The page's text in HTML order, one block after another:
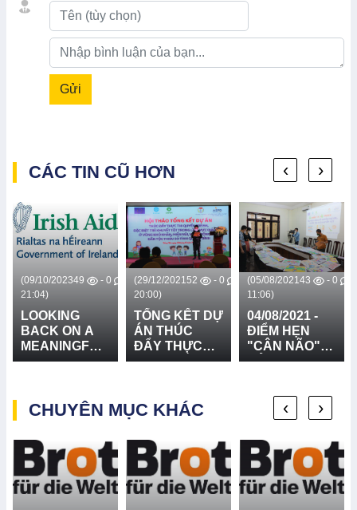
Gửi
CÁC TIN CŨ HƠN
(09/10/2023
21:04)
49 - 0
LOOKING
BACK ON A
MEANINGFUL
JOURNEY
SUPPORT
AID VIET NAM
- CÙNG NHÌN
LẠI CHẶNG
ĐƯỜNG ĐẦY
Ý NGHĨA VỚI
(29/12/2021
20:00)
52 - 0
TỔNG KẾT DỰ
ÁN THÚC
ĐẨY THỰC
THI QUYỀN
KHUYẾT TẬT
VỰC GIÁO
DỤC Ở VÙNG
KHÓ KHĂN,
MIỀN NÚI,
VÙNG ĐỒNG
(05/08/2021
11:06)
43 - 0
04/08/2021 -
ĐIỂM HẸN
"CÂN NÃO"
CỦA BAN
‹ ›
CHUYÊN MỤC KHÁC ‹ ›